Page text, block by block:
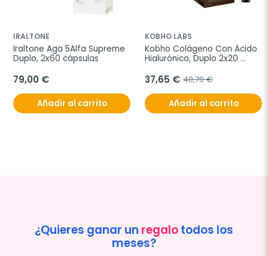
IRALTONE
Iraltone Aga 5Alfa Supreme
Duplo, 2x60 cápsulas
79,00 €
Añadir al carrito
KOBHO LABS
Kobho Colágeno Con Ácido
Hialurónico, Duplo 2x20
37,65 € 40,70 €
Añadir al carrito
¿Quieres ganar un regalotodos los
meses?